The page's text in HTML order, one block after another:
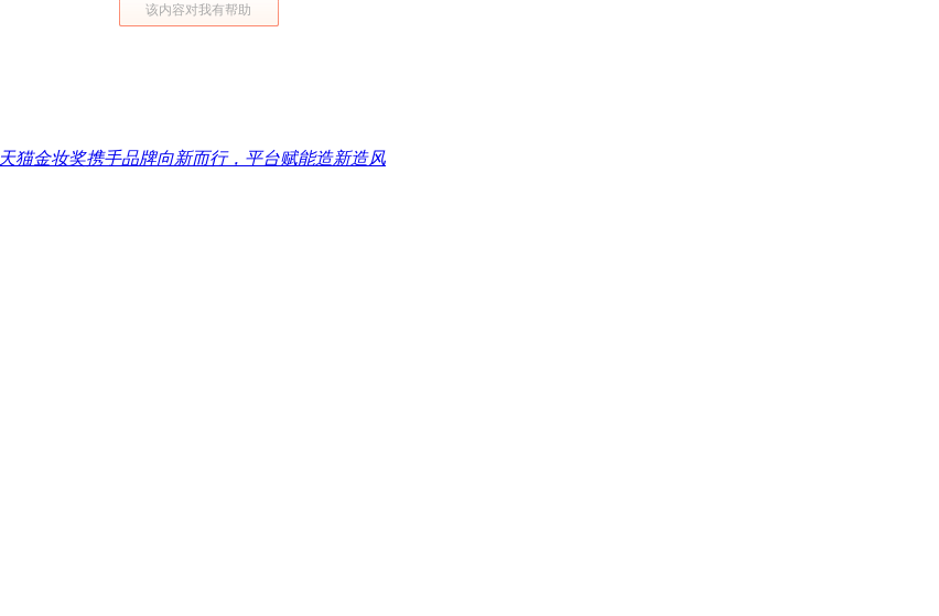
该内容对我有帮助
天猫金妆奖携手品牌向新而行，平台赋能造新造风